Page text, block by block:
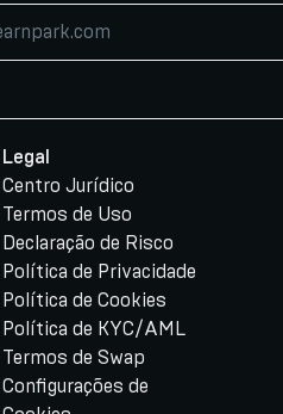
Legal
Centro Jurídico
Termos de Uso
Declaração de Risco
Política de Privacidade
Política de Cookies
Política de KYC/AML
Termos de Swap
Configurações de